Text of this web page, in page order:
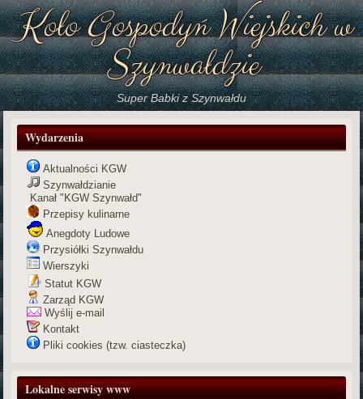
Koło Gospodyń Wiejskich w
Szynwałdzie
Super Babki z Szynwałdu
Wydarzenia
Aktualności KGW
Szynwałdzianie
Kanał "KGW Szynwałd"
Przepisy kulinarne
Anegdoty Ludowe
Przysiółki Szynwałdu
Wierszyki
Statut KGW
Zarząd KGW
Wyślij e-mail
Kontakt
Pliki cookies (tzw. ciasteczka)
Lokalne serwisy www